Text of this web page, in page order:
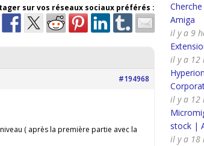
sur vos réseaux sociaux préférés :
#194968
( après la première partie avec la
Amiga
il y a 9
il y a 12
il y a 12
stock |
il y a 18